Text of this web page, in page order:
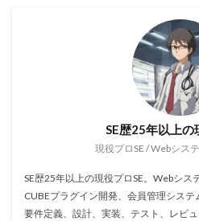
SE歴25年以上の
現役プロSE / Webシス
SE歴25年以上の現役プロSE。Webシス
CUBEプラグイン開発、会員管理システ
要件定義、設計、実装、テスト、レビ